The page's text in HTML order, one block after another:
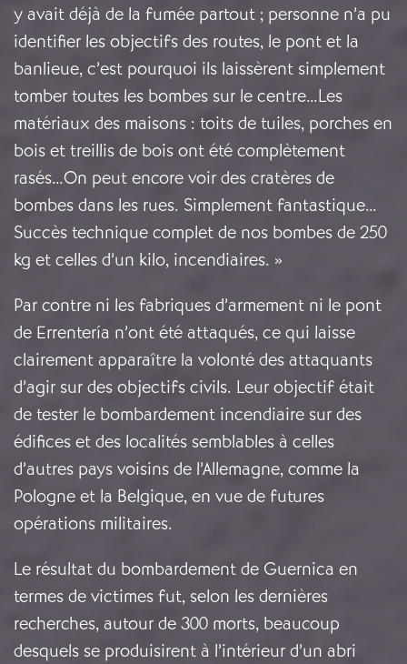
y avait déjà de la fumée partout ; personne n’a pu
identifier les objectifs des routes, le pont et la
banlieue, c’est pourquoi ils laissèrent simplement
tomber toutes les bombes sur le centre…Les
matériaux des maisons : toits de tuiles, porches en
bois et treillis de bois ont été complètement
rasés…On peut encore voir des cratères de
bombes dans les rues. Simplement fantastique…
Succès technique complet de nos bombes de 250
kg et celles d’un kilo, incendiaires. »
Par contre ni les fabriques d’armement ni le pont
de Errentería n’ont été attaqués, ce qui laisse
clairement apparaître la volonté des attaquants
d’agir sur des objectifs civils. Leur objectif était
de tester le bombardement incendiaire sur des
édifices et des localités semblables à celles
d’autres pays voisins de l’Allemagne, comme la
Pologne et la Belgique, en vue de futures
opérations militaires.
Le résultat du bombardement de Guernica en
termes de victimes fut, selon les dernières
recherches, autour de 300 morts, beaucoup
desquels se produisirent à l’intérieur d’un abri